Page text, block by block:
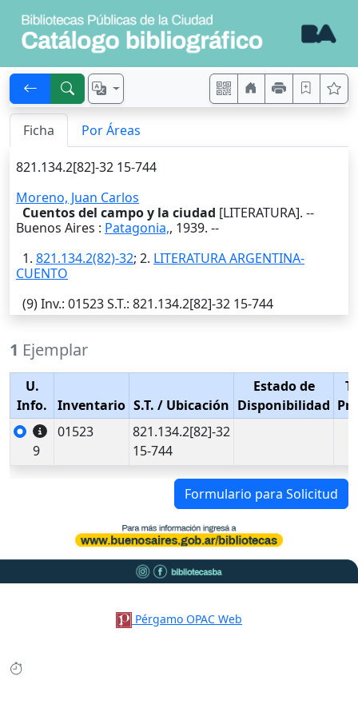
Ficha Por Áreas
821.134.2[82]-32 15-744
Moreno, Juan Carlos
Cuentos del campo y la ciudad [LITERATURA]. --
Buenos Aires : Patagonia,, 1939. --
1. 821.134.2(82)-32; 2. LITERATURA ARGENTINA-
CUENTO
(9)Inv.: 01523S.T.: 821.134.2[82]-32 15-744
1 Ejemplar
U.
Info.
Inventario S.T. / Ubicación
Estado de
Disponibilidad
9
01523
821.134.2[82]-32
15-744
Formulario para Solicitud
Pérgamo OPAC Web